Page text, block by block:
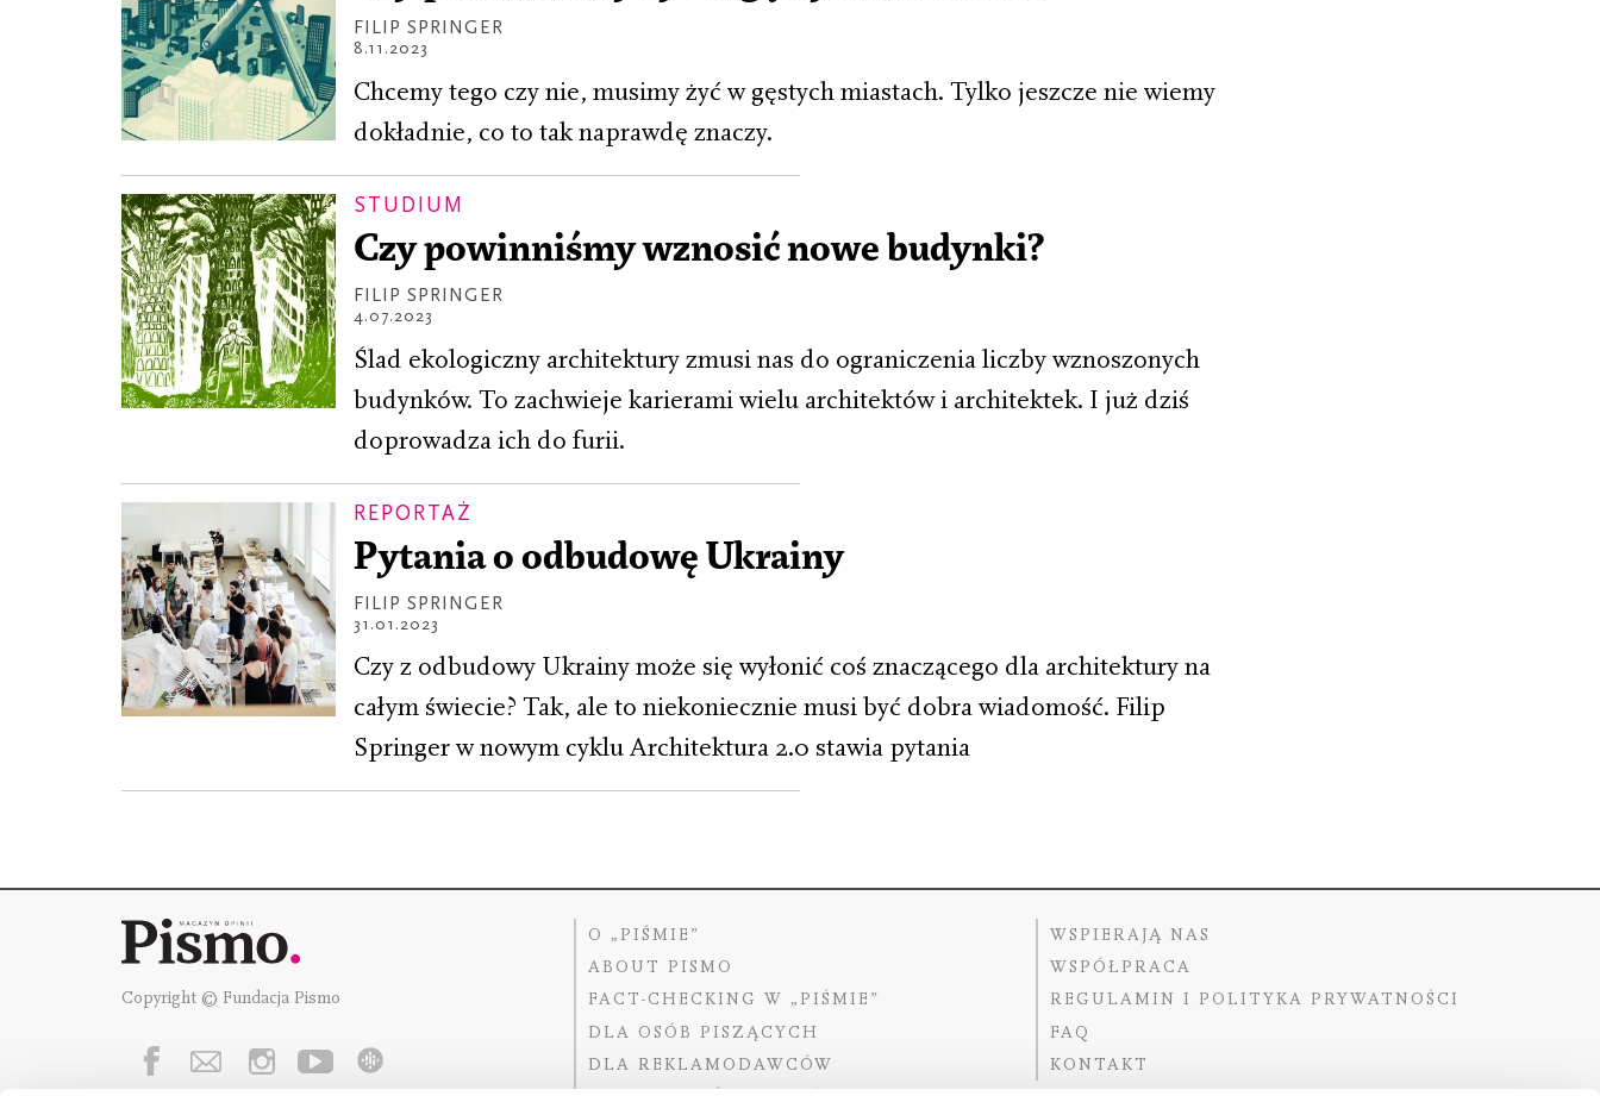
FILIP SPRINGER
8.11.2023
Chcemy tego czy nie, musimy żyć w gęstych miastach. Tylko jeszcze nie wiemy
dokładnie, co to tak naprawdę znaczy.
STUDIUM
Czy powinniśmy wznosić nowe budynki?
FILIP SPRINGER
4.07.2023
Ślad ekologiczny architektury zmusi nas do ograniczenia liczby wznoszonych
budynków. To zachwieje karierami wielu architektów i architektek. I już dziś
doprowadza ich do furii.
REPORTAŻ
Pytania o odbudowę Ukrainy
FILIP SPRINGER
31.01.2023
Czy z odbudowy Ukrainy może się wyłonić coś znaczącego dla architektury na
całym świecie? Tak, ale to niekoniecznie musi być dobra wiadomość. Filip
Springer w nowym cyklu Architektura 2.0 stawia pytania
Copyright © Fundacja Pismo
O „PIŚMIE”
ABOUT PISMO
FACT-CHECKING W „PIŚMIE”
DLA OSÓB PISZĄCYCH
DLA REKLAMODAWCÓW
WSPIERAJĄ NAS
WSPÓŁPRACA
REGULAMIN I POLITYKA PRYWATNOŚCI
FAQ
KONTAKT